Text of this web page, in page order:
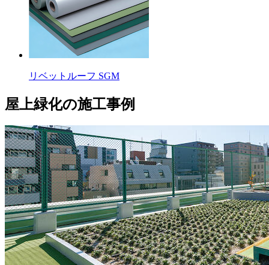
リベットルーフ SGM
屋上緑化の施工事例